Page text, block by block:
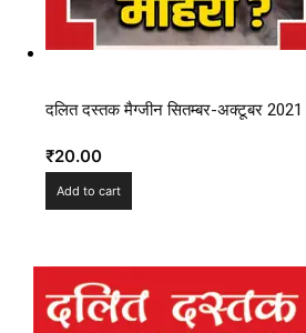
दलित दस्तक मैग्जीन सितम्बर-अक्टूबर 2021
₹20.00
Add to cart